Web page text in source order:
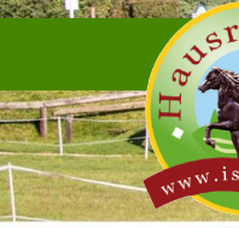
Inhalt [1]